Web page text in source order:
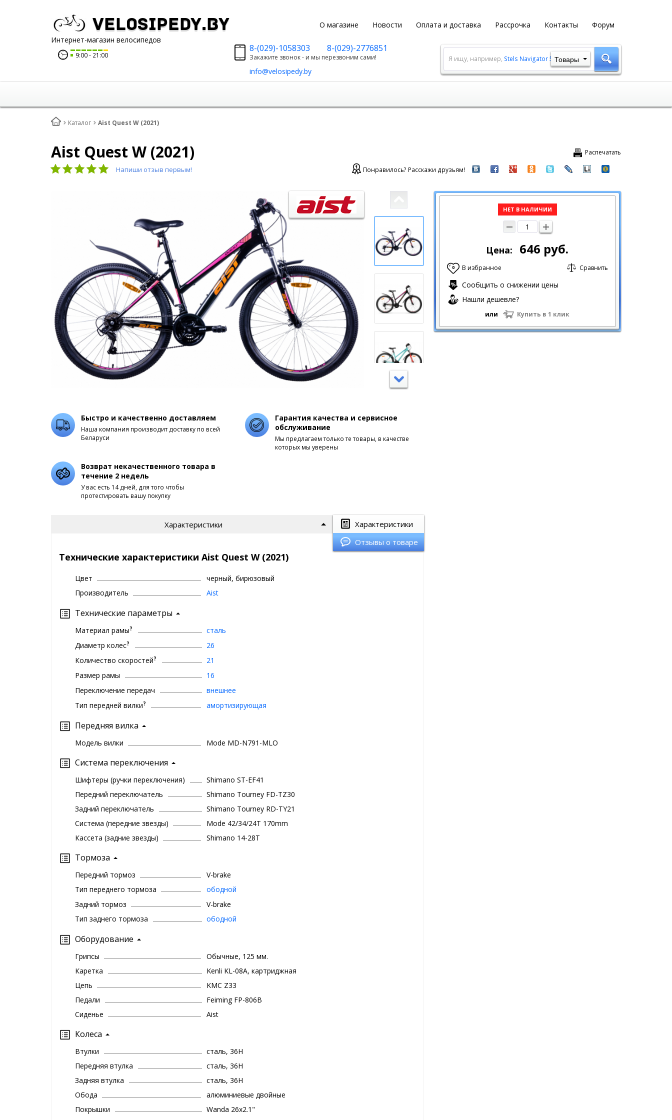
О магазине Новости Оплата и доставка Рассрочка Контакты Форум
Velosipedy.by
Интернет-магазин велосипедов
9:00 21:00
8-(029)-1058303 8-(029)-2776851
Закажите звонок - и мы перезвоним сами!
info@velosipedy.by
Я ищу, например, Stels Navigator 500 MD
Товары
Каталог Aist Quest W (2021)
Распечатать
Aist Quest W (2021)
Напиши отзыв первым! Понравилось? Расскажи друзьям!
НЕТ В НАЛИЧИИ
Цена: 646 руб.
0 В избранное Сравнить
Сообщить о снижении цены
Нашли дешевле?
или Купить в 1 клик
Быстро и качественно доставляем
Наша компания производит доставку по всей
Беларуси
Гарантия качества и сервисное
обслуживание
Мы предлагаем только те товары, в качестве
которых мы уверены
Возврат некачественного товара в
течение 2 недель
У вас есть 14 дней, для того чтобы
протестировать вашу покупку
Характеристики
Отзывы о товаре
Характеристики
Технические характеристики Aist Quest W (2021)
Цвет
черный, бирюзовый
Производитель
Aist
Технические параметры
Материал рамы?
сталь
Диаметр колес?
26
Количество скоростей?
21
Размер рамы
16
Переключение передач
внешнее
Тип передней вилки? амортизирующая
Передняя вилка
Модель вилки Mode MD-N791-MLO
Система переключения
Шифтеры (ручки переключения)
Shimano ST-EF41
Передний переключатель
Shimano Tourney FD-TZ30
Задний переключатель
Shimano Tourney RD-TY21
Система (передние звезды)
Mode 42/34/24T 170mm
Кассета (задние звезды)
Shimano 14-28Т
Тормоза
Передний тормоз
V-brake
Тип переднего тормоза
ободной
Задний тормоз
V-brake
Тип заднего тормоза
ободной
Оборудование
Грипсы
Обычные, 125 мм.
Каретка
Kenli KL-08A, картриджная
Цепь
KMC Z33
Педали
Feiming FP-806B
Сиденье
Aist
Колеса
Втулки
сталь, 36H
Передняя втулка
сталь, 36H
Задняя втулка
сталь, 36H
Обода
алюминиевые двойные
Покрышки
Wanda 26x2.1"